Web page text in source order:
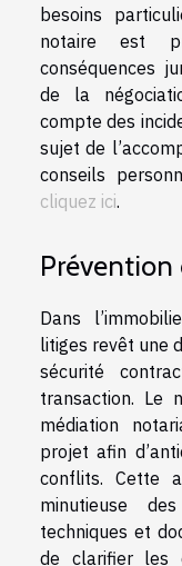
besoins
notaire est
conséquences
de la
compte des
sujet de
conseils
cliquez ici.
Dans
litiges revêt une
sécurité
transaction. Le
médiation
projet afin
conflits. Cette
minutieuse
techniques et
de clarifier les